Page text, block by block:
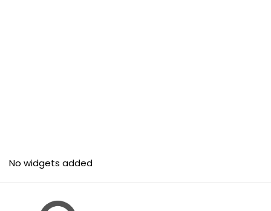
No widgets added